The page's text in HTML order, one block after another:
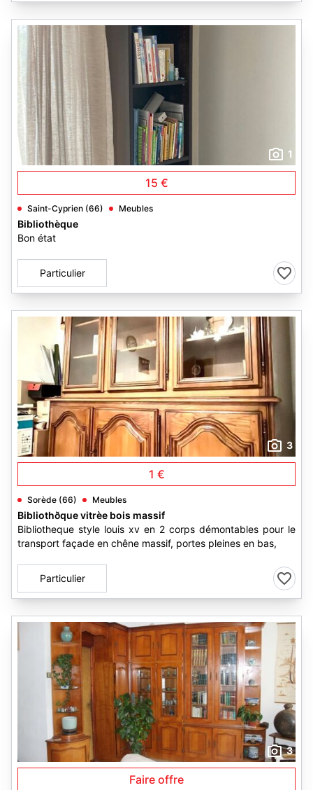
1
15 €
Saint-Cyprien (66) Meubles
Bibliothèque
Bon état
Particulier
3
1 €
Sorède (66) Meubles
Bibliothðque vitrèe bois massif
Bibliotheque style louis xv en 2 corps démontables pour le
transport façade en chêne massif, portes pleines en bas,
Particulier
3
Faire offre